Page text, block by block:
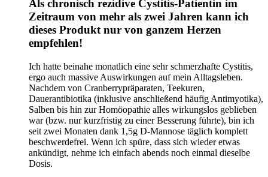
Als chronisch rezidive Cystitis-Patientin im
Zeitraum von mehr als zwei Jahren kann ich
dieses Produkt nur von ganzem Herzen
empfehlen!
Ich hatte beinahe monatlich eine sehr schmerzhafte Cystitis,
ergo auch massive Auswirkungen auf mein Alltagsleben.
Nachdem von Cranberrypräparaten, Teekuren,
Dauerantibiotika (inklusive anschließend häufig Antimyotika),
Salben bis hin zur Homöopathie alles wirkungslos geblieben
war (bzw. nur kurzfristig zu einer Besserung führte), bin ich
seit zwei Monaten dank 1,5g D-Mannose täglich komplett
beschwerdefrei. Wenn ich spüre, dass sich wieder etwas
ankündigt, nehme ich einfach abends noch einmal dieselbe
Dosis.